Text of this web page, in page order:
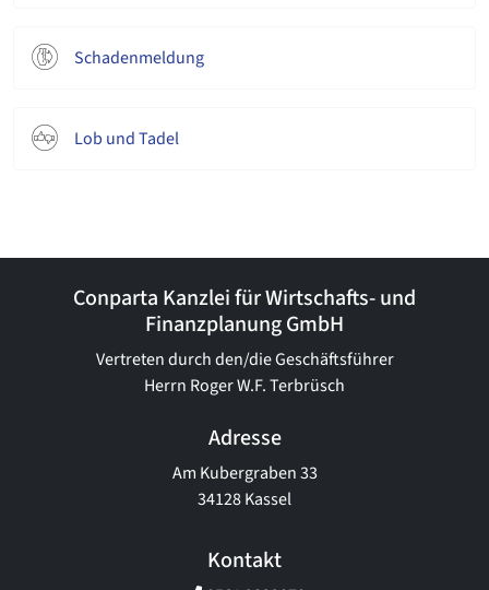
Schadenmeldung
Lob und Tadel
Conparta Kanzlei für Wirtschafts- und
Finanzplanung GmbH
Vertreten durch den/die Geschäftsführer
Herrn Roger W.F. Terbrüsch
Adresse
Am Kubergraben 33
34128 Kassel
Kontakt